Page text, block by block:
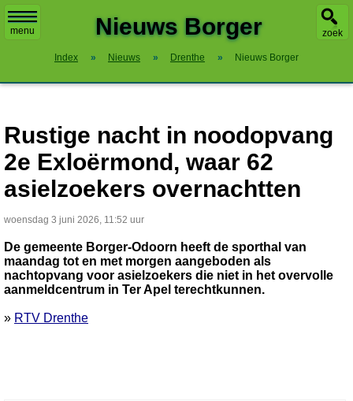
menu zoek
Nieuws Borger
Index » Nieuws » Drenthe » Nieuws Borger
Rustige nacht in noodopvang
2e Exloërmond, waar 62
asielzoekers overnachtten
woensdag 3 juni 2026, 11:52 uur
De gemeente Borger-Odoorn heeft de sporthal van
maandag tot en met morgen aangeboden als
nachtopvang voor asielzoekers die niet in het overvolle
aanmeldcentrum in Ter Apel terechtkunnen.
» RTV Drenthe